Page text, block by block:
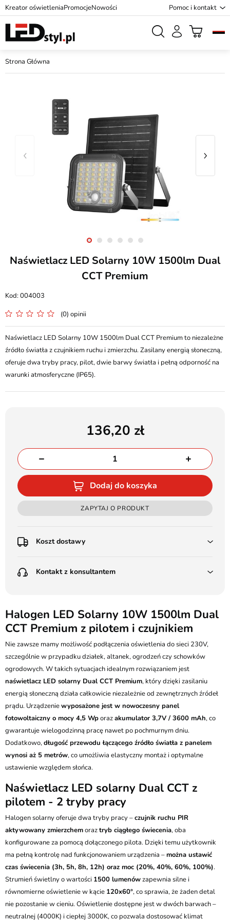
Kreator oświetleniaPromocjeNowości Pomoc i kontakt
Strona Główna
Naświetlacz LED Solarny 10W 1500lm Dual
CCT Premium
004003
(0) opinii
Naświetlacz LED Solarny 10W 1500lm Dual CCT Premium to niezależne
źródło światła z czujnikiem ruchu i zmierzchu. Zasilany energią słoneczną,
oferuje dwa tryby pracy, pilot, dwie barwy światła i pełną odporność na
warunki atmosferyczne (IP65).
136,20
Dodaj do koszyka
ZAPYTAJ O PRODUKT
Koszt dostawy
Poczta Polska Kurier 48H - 11 zł
(od 1000 zł dla gabarytów, nie dotyczy produktów 3m)
Pobranie:
Poczta Polska Kurier 48H - 16 zł
Kurier GLS - 20 zł
Przesyłka Gabarytowa - 35 zł
Kontakt z konsultantem
Batalionów Chłopskich 12, 94-058 Łódź
506 336 320
kontakt@ledstyl.pl
Halogen LED Solarny 10W 1500lm Dual
CCT Premium z pilotem i czujnikiem
Nie zawsze mamy możliwość podłączenia oświetlenia do sieci 230V,
szczególnie w przypadku działek, altanek, ogrodzeń czy schowków
ogrodowych. W takich sytuacjach idealnym rozwiązaniem jest
naświetlacz LED solarny Dual CCT Premium, który dzięki zasilaniu
energią słoneczną działa całkowicie niezależnie od zewnętrznych źródeł
prądu. Urządzeniewyposażone jest w nowoczesny panel
fotowoltaiczny o mocy 4,5 Wporazakumulator 3,7V / 3600 mAh, co
gwarantuje wielogodzinną pracę nawet po pochmurnym dniu.
Dodatkowo,długość przewodu łączącego źródło światła z panelem
wynosi aż 5 metrów, co umożliwia elastyczny montaż i optymalne
ustawienie względem słońca.
Naświetlacz LED solarny Dual CCT z
pilotem - 2 tryby pracy
Halogen solarny oferuje dwa tryby pracy –czujnik ruchu PIR
aktywowany zmierzchemoraztryb ciągłego świecenia, oba
konfigurowane za pomocą dołączonego pilota. Dzięki temu użytkownik
ma pełną kontrolę nad funkcjonowaniem urządzenia –można ustawić
czas świecenia (3h, 5h, 8h, 12h) oraz moc (20%, 40%, 60%, 100%).
Strumień świetlny o wartości 1500 lumenówzapewnia silne i
równomierne oświetlenie w kącie 120x60°, co sprawia, że żaden detal
nie pozostanie w cieniu. Oświetlenie dostępne jest w dwóch barwach –
neutralnej (4000K) i ciepłej 3000K, co pozwala dostosować klimat